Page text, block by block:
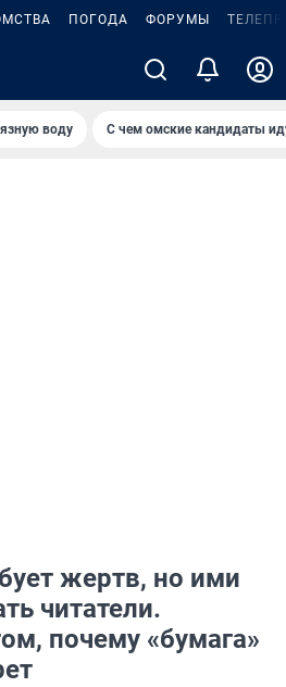
ПОГОДА ФОРУМЫ
воду С чем омские кандидаты
жертв, но ими
читатели.
почему «бумага»